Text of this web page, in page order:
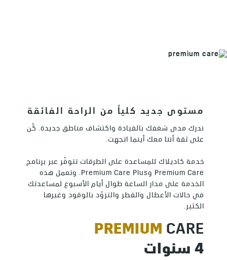
مستوى جديد كلياً من الراحة الفائقة
ندرك مدى شغفك بالقيادة واكتشاف مناطق جديدة. كُن
على ثقة أننا معك أينما اتجهت.
خدمة كاديلاك للمساعدة على الطرقات تتوفّر عبر برنامج
Premium Care وPremium Care Plus. وتعمل هذه
الخدمة على مدار الساعة طوال أيام الأسبوع لمساعدتك
في حالات الأعطال والقطر والتزوّد بالوقود وغيرها
الكثير.
PREMIUM CARE
4 سنوات